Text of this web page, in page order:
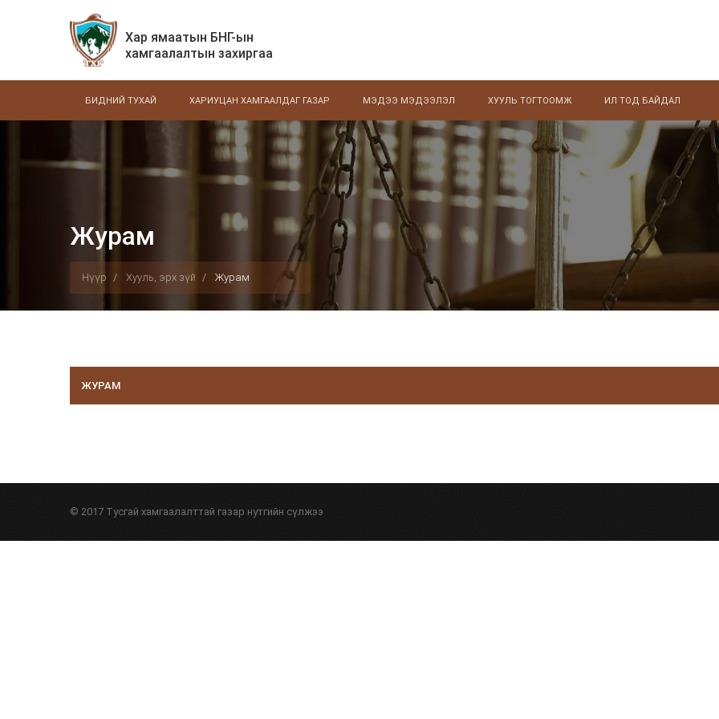
Хар ямаатын БНГ-ын
хамгаалалтын захиргаа
БИДНИЙ ТУХАЙ ХАРИУЦАН ХАМГААЛДАГ ГАЗАР МЭДЭЭ МЭДЭЭЛЭЛ ХУУЛЬ ТОГТООМЖ ИЛ ТОД БАЙДАЛ
Журам
Нүүр Хууль, эрх зүй Журам
ЖУРАМ
© 2017 Тусгай хамгаалалттай газар нутгийн сүлжээ